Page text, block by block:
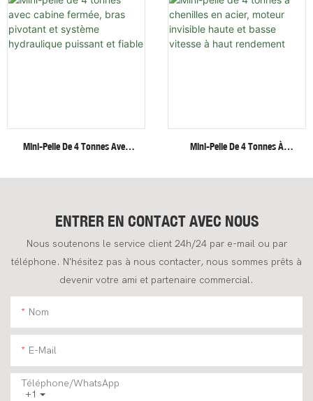
Meilleur Prix Avec Accessoires
Multiples
Mini-Pelle De 4 Tonnes Avec
Et Système Hydraulique
Mini-Pelle De 4 Tonnes À
Invisible Haute Et Basse
ENTRER EN CONTACT AVEC NOUS
Nous soutenons le service client 24h/24 par e-mail ou par
téléphone. N'hésitez pas à nous contacter, nous sommes prêts à
devenir votre ami et partenaire commercial.
Nom
E-Mail
+1
Téléphone/WhatsApp